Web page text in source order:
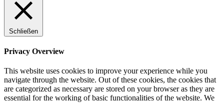
Schließen
Privacy Overview
This website uses cookies to improve your experience while you
navigate through the website. Out of these cookies, the cookies that
are categorized as necessary are stored on your browser as they are
essential for the working of basic functionalities of the website. We